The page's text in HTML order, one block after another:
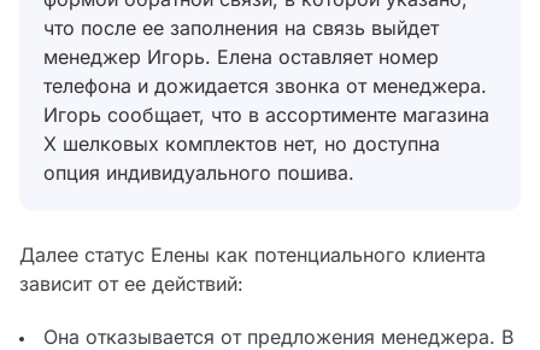
что после ее заполнения на связь выйдет
менеджер Игорь. Елена оставляет номер
телефона и дожидается звонка от менеджера.
Игорь сообщает, что в ассортименте магазина
Х шелковых комплектов нет, но доступна
опция индивидуального пошива.
Далее статус Елены как потенциального клиента
зависит от ее действий:
Она отказывается от предложения менеджера. В